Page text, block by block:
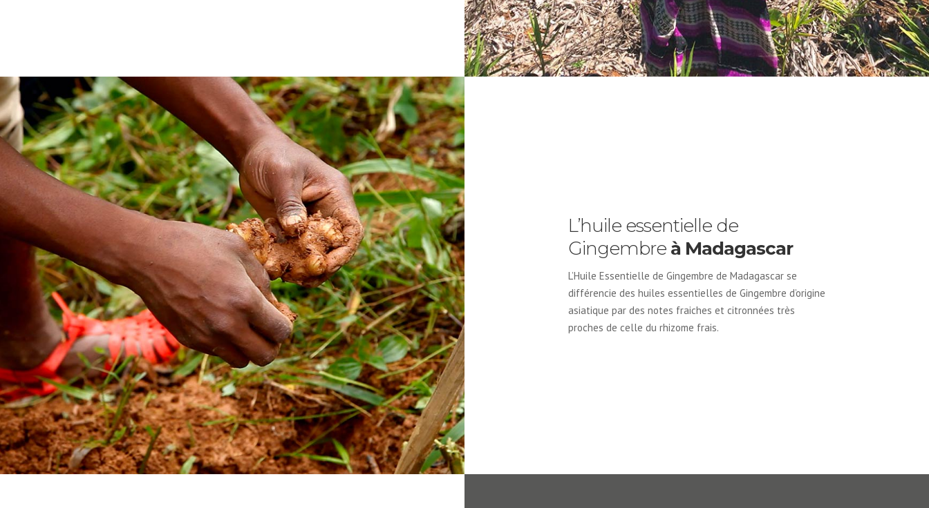
L’huile essentielle de
Gingembre à Madagascar
L’Huile Essentielle de Gingembre de Madagascar se
différencie des huiles essentielles de Gingembre d’origine
asiatique par des notes fraiches et citronnées très
proches de celle du rhizome frais.